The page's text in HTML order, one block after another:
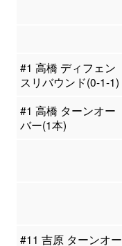
#1 高橋 ディフェン
スリバウンド(0-1-1)
#1 高橋 ターンオー
バー(1本)
#11 吉原 ターンオー